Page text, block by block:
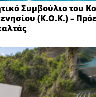
Συμβούλιο του
(Κ.Ο.Κ.) –